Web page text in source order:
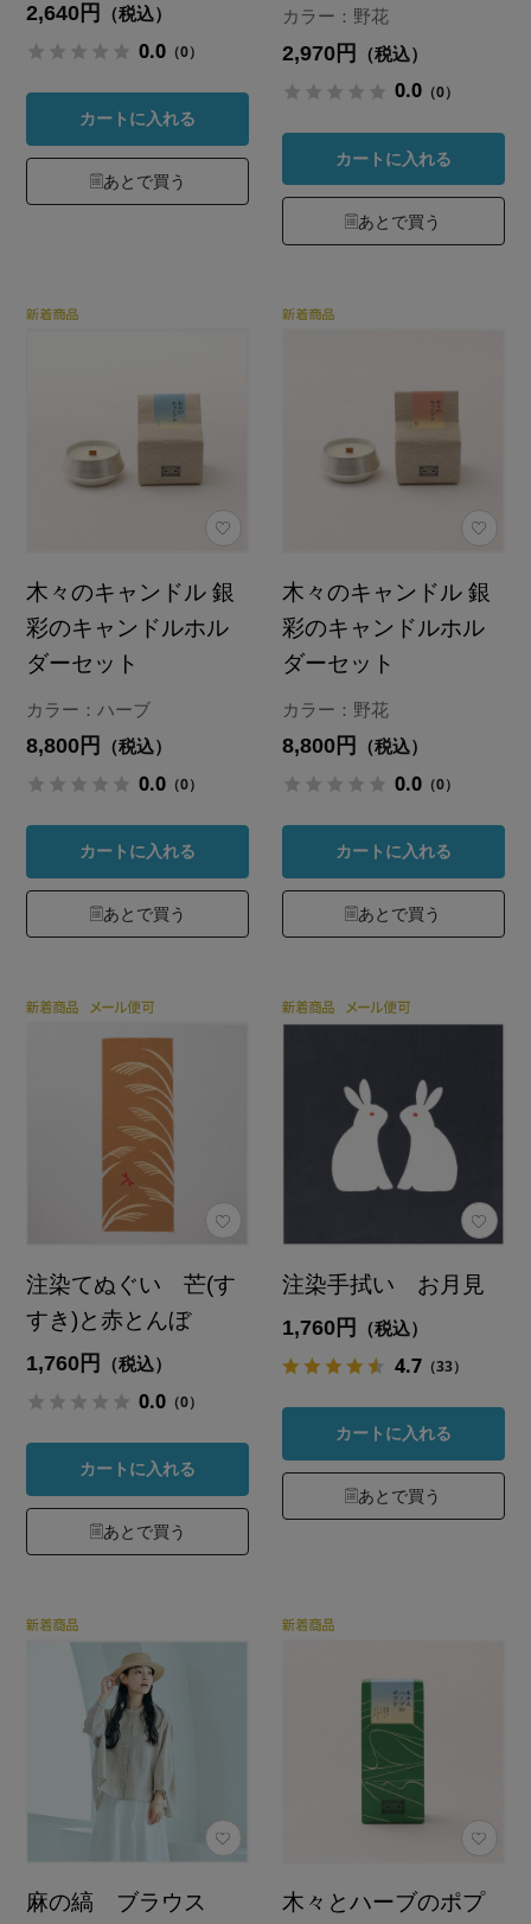
2,640円 （税込）
0.0 （0）
カートに入れる
あとで買う
カラー：野花
2,970円 （税込）
0.0 （0）
カートに入れる
あとで買う
木々のキャンドル 銀
彩のキャンドルホル
ダーセット
カラー：ハーブ
8,800円 （税込）
0.0 （0）
カートに入れる
あとで買う
木々のキャンドル 銀
彩のキャンドルホル
ダーセット
カラー：野花
8,800円 （税込）
0.0 （0）
カートに入れる
あとで買う
注染てぬぐい 芒(す
すき)と赤とんぼ
1,760円 （税込）
0.0 （0）
カートに入れる
あとで買う
注染手拭い お月見
1,760円 （税込）
4.7 （33）
カートに入れる
あとで買う
麻の縞 ブラウス
木々とハーブのポプ